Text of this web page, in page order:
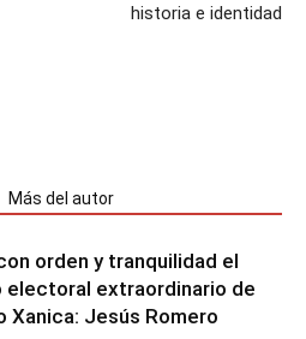
historia e identidad
Más del autor
orden y tranquilidad el
electoral extraordinario de
Xanica: Jesús Romero